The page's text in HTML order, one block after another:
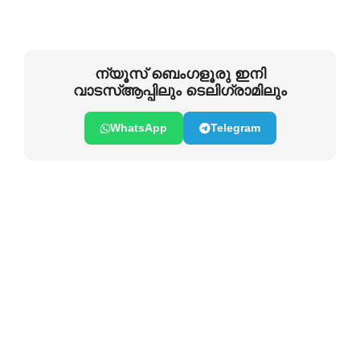
ന്യൂസ് ബെംഗളൂരു ഇനി
വാടസ്ആപ്പിലും ടെലിഗ്രാമിലും
WhatsApp Telegram